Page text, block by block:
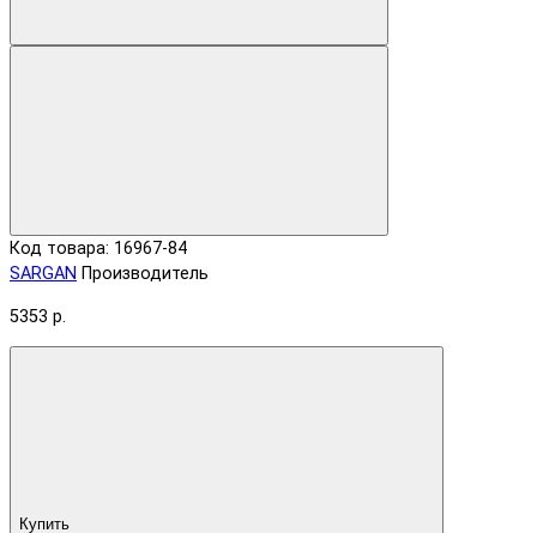
Код товара: 16967-84
SARGAN Производитель
5353 р.
Купить